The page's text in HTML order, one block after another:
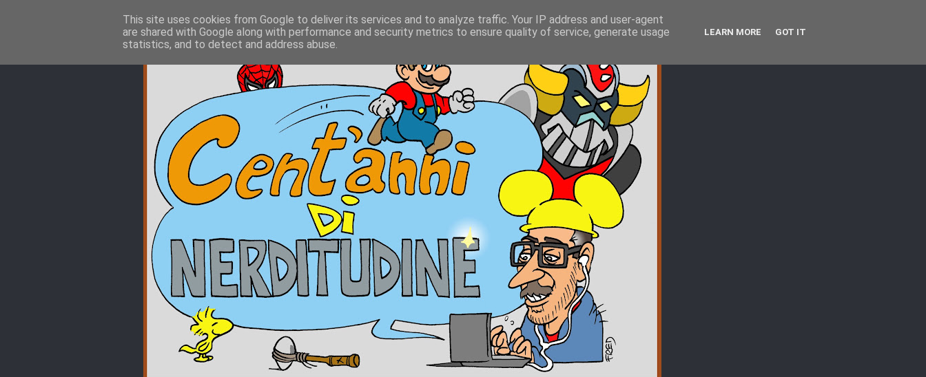
This site uses cookies from Google to deliver its services and to analyze traffic. Your IP address and user-agent
are shared with Google along with performance and security metrics to ensure quality of service, generate usage
statistics, and to detect and address abuse.
LEARN MORE GOT IT